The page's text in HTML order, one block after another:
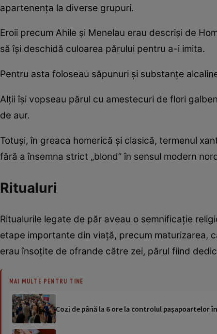
apartenența la diverse grupuri.
Eroii precum Ahile și Menelau erau descriși de
să își deschidă culoarea părului pentru a-i imita.
Pentru asta foloseau săpunuri și substanțe
Alții își vopseau părul cu amestecuri de flori
de aur.
Totuși, în greaca homerică și clasică, termenul
fără a însemna strict „blond” în sensul modern
Ritualuri
Ritualurile legate de păr aveau o semnificație
etape importante din viață, precum maturizarea,
erau însoțite de ofrande către zei, părul fiind
MAI MULTE PENTRU TINE
Cozi de până la 6 ore la controlul pașapoartelor